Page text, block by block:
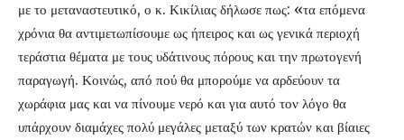
με το μεταναστευτικό, ο κ. Κικίλιας δήλωσε πως: «τα επόμενα
χρόνια θα αντιμετωπίσουμε ως ήπειρος και ως γενικά περιοχή
τεράστια θέματα με τους υδάτινους πόρους και την πρωτογενή
παραγωγή. Κοινώς, από πού θα μπορούμε να αρδεύουν τα
χωράφια μας και να πίνουμε νερό και για αυτό τον λόγο θα
υπάρχουν διαμάχες πολύ μεγάλες μεταξύ των κρατών και βίαιες